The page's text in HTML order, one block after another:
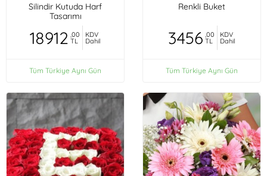
Silindir Kutuda Harf
Tasarımı
18912 ,00
TL
KDV
Dahil
Tüm Türkiye Aynı Gün
Renkli Buket
3456 ,00
TL
KDV
Dahil
Tüm Türkiye Aynı Gün